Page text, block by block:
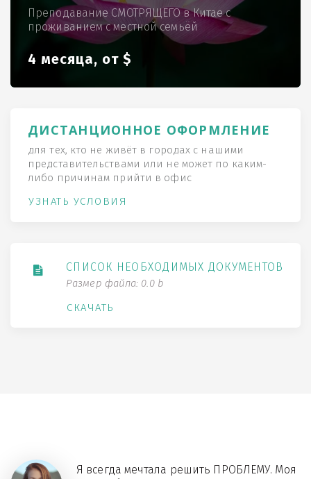
Преподавание СМОТРЯЩЕГО в Китае с
проживанием с местной семьёй
4 месяца, от $
ДИСТАНЦИОННОЕ ОФОРМЛЕНИЕ
для тех, кто не живёт в городах с нашими
представительствами или не может по каким-
либо причинам прийти в офис
УЗНАТЬ УСЛОВИЯ
СПИСОК НЕОБХОДИМЫХ ДОКУМЕНТОВ
Размер файла: 0.0 b
СКАЧАТЬ
Я всегда мечтала решить ПРОБЛЕМУ. Моя